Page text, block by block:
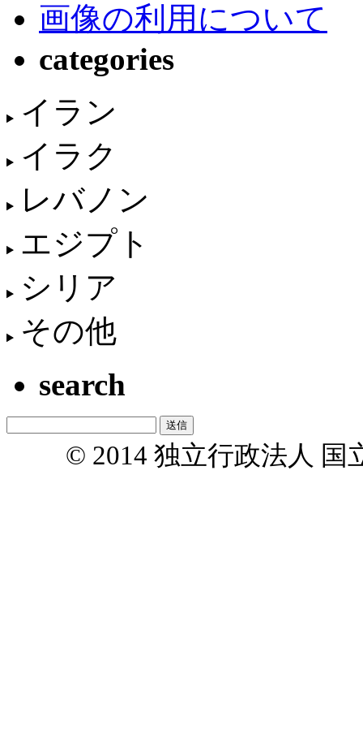
画像の利用について
categories
イラン
イラク
レバノン
エジプト
シリア
その他
search
© 2014 独立行政法人 国